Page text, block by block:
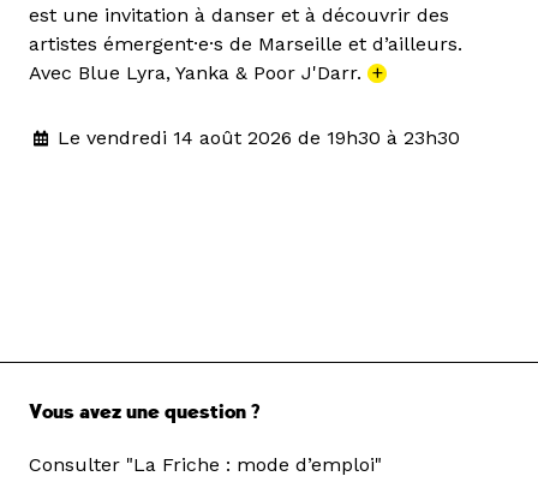
est une invitation à danser et à découvrir des
artistes émergent·e·s de Marseille et d’ailleurs.
Avec Blue Lyra, Yanka & Poor J'Darr. +
Le vendredi 14 août 2026 de 19h30 à 23h30
Vous avez une question ?
Consulter "La Friche : mode d’emploi"